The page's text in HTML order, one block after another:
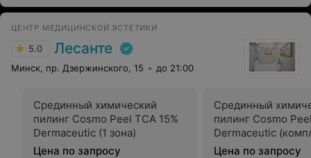
ЦЕНТР МЕДИЦИНСКОЙ ЭСТЕТИКИ
5.0 Лесанте
Минск, пр. Дзержинского, 15 до 21:00
Срединный химический
пилинг Cosmo Peel TCA 15%
Dermaceutic (1 зона)
Цена по запросу
Срединный
пилинг Cosmo
Dermaceutic
зоны)
Цена по запросу